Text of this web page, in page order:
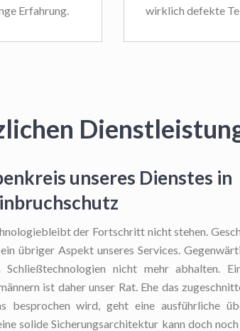
Erfahrung.
wirklich defekte
unseres Dienstes in
der Fortschritt nicht stehen.
übriger Aspekt unseres Services.
nicht mehr abhalten.
ist daher unser Rat. Ehe das
besprochen wird, geht eine ausführliche
solide Sicherungsarchitektur kann doch